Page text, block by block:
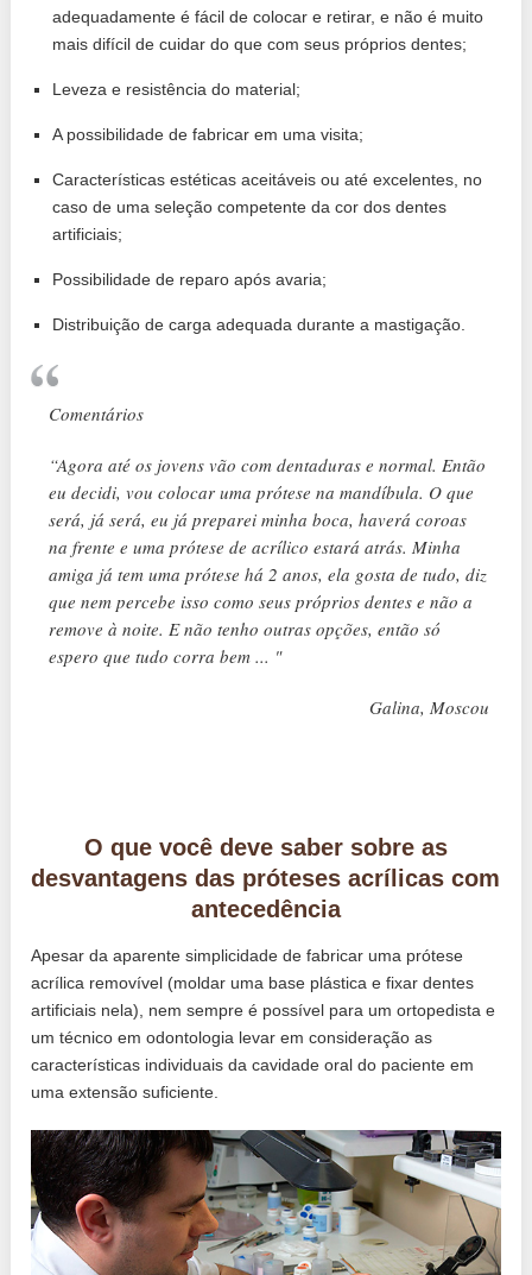
adequadamente é fácil de colocar e retirar, e não é muito
mais difícil de cuidar do que com seus próprios dentes;
Leveza e resistência do material;
A possibilidade de fabricar em uma visita;
Características estéticas aceitáveis ​​ou até excelentes, no
caso de uma seleção competente da cor dos dentes
artificiais;
Possibilidade de reparo após avaria;
Distribuição de carga adequada durante a mastigação.
Comentários
“Agora até os jovens vão com dentaduras e normal. Então
eu decidi, vou colocar uma prótese na mandíbula. O que
será, já será, eu já preparei minha boca, haverá coroas
na frente e uma prótese de acrílico estará atrás. Minha
amiga já tem uma prótese há 2 anos, ela gosta de tudo, diz
que nem percebe isso como seus próprios dentes e não a
remove à noite. E não tenho outras opções, então só
espero que tudo corra bem ... "
Galina, Moscou
O que você deve saber sobre as
desvantagens das próteses acrílicas com
antecedência
Apesar da aparente simplicidade de fabricar uma prótese
acrílica removível (moldar uma base plástica e fixar dentes
artificiais nela), nem sempre é possível para um ortopedista e
um técnico em odontologia levar em consideração as
características individuais da cavidade oral do paciente em
uma extensão suficiente.